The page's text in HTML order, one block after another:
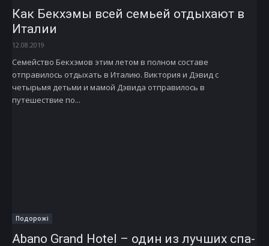
Как Бекхэмы всей семьей отдыхают в
Италии
12.08.2019
Семейство Бекхэмов этим летом в полном составе
отправилось отдыхать в Италию. Виктория и Дэвид с
четырьмя детьми и мамой Дэвида отправилось в
путешествие по...
Подорожі
Abano Grand Hotel – один из лучших спа­-